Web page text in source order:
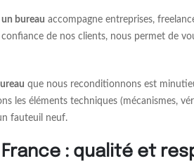
bureau accompagne entreprises,
de nos clients, nous permet de
que nous reconditionnons est
les éléments techniques (mécanismes,
fauteuil neuf.
: qualité et